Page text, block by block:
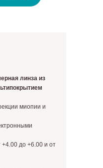
линза из
миопии и
до +6.00 и от